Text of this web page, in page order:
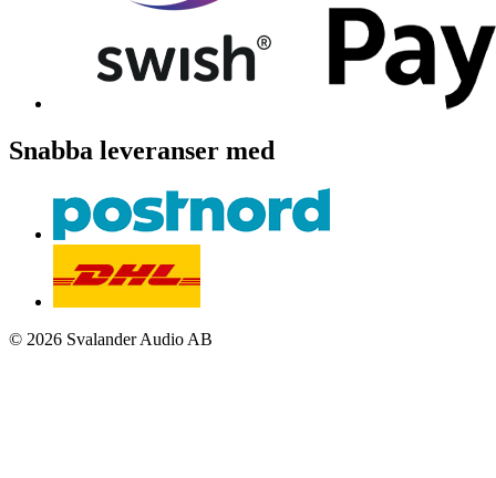
Snabba leveranser med
© 2026 Svalander Audio AB